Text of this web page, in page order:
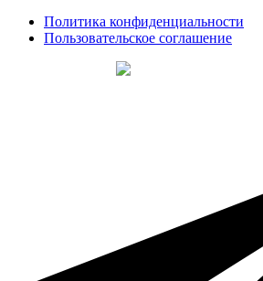
Политика конфиденциальности
Пользовательское соглашение